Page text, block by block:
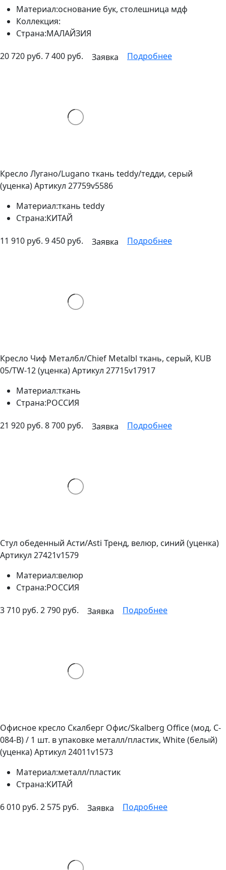
Материал:основание бук, столешница мдф
Коллекция:
Страна:МАЛАЙЗИЯ
20 720 руб. 7 400 руб. Заявка Подробнее
Кресло Лугано/Lugano ткань teddy/тедди, серый
(уценка)Артикул 27759v5586
Материал:ткань teddy
Страна:КИТАЙ
11 910 руб. 9 450 руб. Заявка Подробнее
Кресло Чиф Металбл/Chief Metalbl ткань, серый, KUB
05/TW-12 (уценка)Артикул 27715v17917
Материал:ткань
Страна:РОССИЯ
21 920 руб. 8 700 руб. Заявка Подробнее
Стул обеденный Асти/Asti Тренд, велюр, синий (уценка)
Артикул 27421v1579
Материал:велюр
Страна:РОССИЯ
3 710 руб. 2 790 руб. Заявка Подробнее
Офисное кресло Скалберг Офис/Skalberg Office (мод. C-
084-B) / 1 шт. в упаковке металл/пластик, White (белый)
(уценка)Артикул 24011v1573
Материал:металл/пластик
Страна:КИТАЙ
6 010 руб. 2 575 руб. Заявка Подробнее